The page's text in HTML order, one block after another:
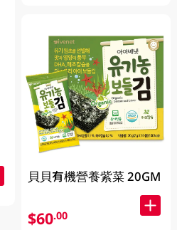
貝貝有機營養紫菜 20GM
$60.00